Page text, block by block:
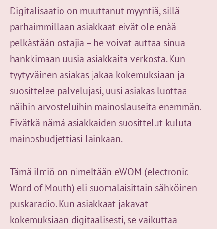
Digitalisaatio on muuttanut myyntiä, sillä
parhaimmillaan asiakkaat eivät ole enää
pelkästään ostajia – he voivat auttaa sinua
hankkimaan uusia asiakkaita verkosta. Kun
tyytyväinen asiakas jakaa kokemuksiaan ja
suosittelee palvelujasi, uusi asiakas luottaa
näihin arvosteluihin mainoslauseita enemmän.
Eivätkä nämä asiakkaiden suosittelut kuluta
mainosbudjettiasi lainkaan.
Tämä ilmiö on nimeltään eWOM (electronic
Word of Mouth) eli suomalaisittain sähköinen
puskaradio. Kun asiakkaat jakavat
kokemuksiaan digitaalisesti, se vaikuttaa